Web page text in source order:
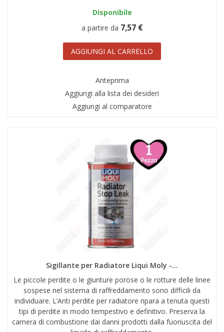
Disponibile
a partire da 7,57 €
AGGIUNGI AL CARRELLO
Anteprima
Aggiungi alla lista dei desideri
Aggiungi al comparatore
Sigillante per Radiatore Liqui Moly -...
Le piccole perdite o le giunture porose o le rotture delle linee
sospese nel sistema di raffreddamento sono difficili da
individuare. L’Anti perdite per radiatore ripara a tenuta questi
tipi di perdite in modo tempestivo e definitivo. Preserva la
camera di combustione dai danni prodotti dalla fuoriuscita del